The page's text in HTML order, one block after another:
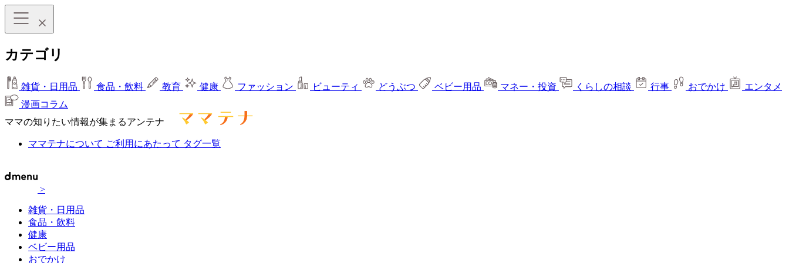
カテゴリ
雑貨・日用品 食品・飲料 教育 健康 ファッション ビューティ どうぶつ ベビー用品 マネー・投資 くらしの相談 行事 おでかけ
エンタメ
漫画コラム
ママの知りたい情報が集まるアンテナ
ママテナについて ご利用にあたって タグ一覧
>
雑貨・日用品
食品・飲料
健康
ベビー用品
おでかけ